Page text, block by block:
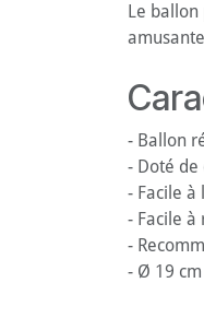
Le
- Ballon
- Doté de
- Facile à
- Facile
-
- Ø 19